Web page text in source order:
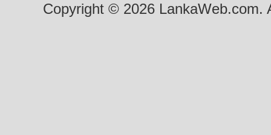
Copyright © 2026 LankaWeb.com.